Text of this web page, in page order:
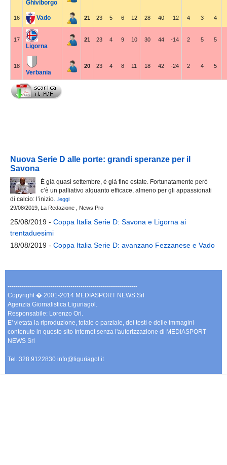
Ghiviborgo
16 Vado 21 23 5 6 12 28 40 -12 4 3 4
17
Ligorna
21 23 4 9 10 30 44 -14 2 5 5
18
Verbania
20 23 4 8 11 18 42 -24 2 4 5
Nuova Serie D alle porte: grandi speranze per il
Savona
È già quasi settembre, è già fine estate. Fortunatamente però
c’è un palliativo alquanto efficace, almeno per gli appassionati
di calcio: l’inizio ...leggi
29/08/2019, La Redazione , News Pro
25/08/2019 - Coppa Italia Serie D: Savona e Ligorna ai
trentaduesimi
18/08/2019 - Coppa Italia Serie D: avanzano Fezzanese e Vado
----------------------------------------------------------------
Copyright � 2001-2014 MEDIASPORT NEWS Srl
Agenzia Giornalistica Liguriagol.
Responsabile: Lorenzo Ori.
E' vietata la riproduzione, totale o parziale, dei testi e delle immagini
contenute in questo sito Internet senza l'autorizzazione di MEDIASPORT
NEWS Srl
Tel. 328.9122830 info@liguriagol.it